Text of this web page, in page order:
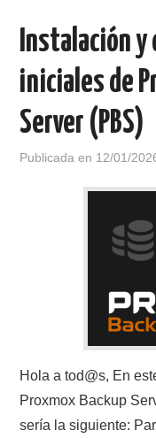
Instalación
iniciales de
Server (PBS)
Publicada en 12/01/
Hola a tod@s, En
Proxmox Backup
sería la siguiente: